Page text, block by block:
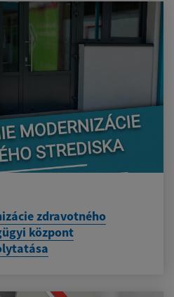
zdravotného
központ